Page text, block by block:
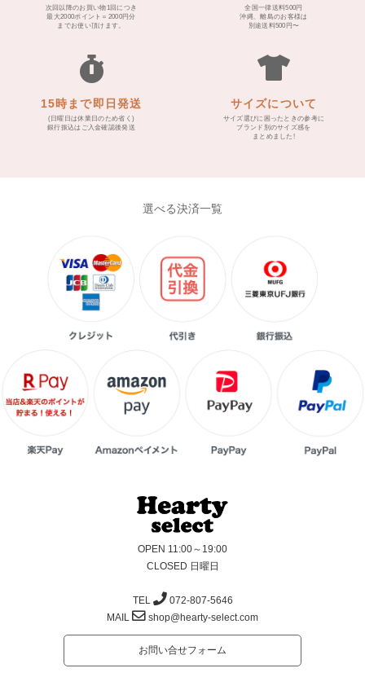
次回以降のお買い物1回につき
最大2000ポイント＝2000円分
までお使い頂けます。
全国一律送料500円
沖縄、離島のお客様は
別途送料500円〜
15時まで即日発送
(日曜日は休業日のため省く)
銀行振込はご入金確認後発送
サイズについて
サイズ選びに困ったときの参考に
ブランド別のサイズ感を
まとめました!
選べる決済一覧
OPEN 11:00～19:00
CLOSED 日曜日
TEL
072-807-5646
MAIL
shop@hearty-select.com
お問い合せフォーム